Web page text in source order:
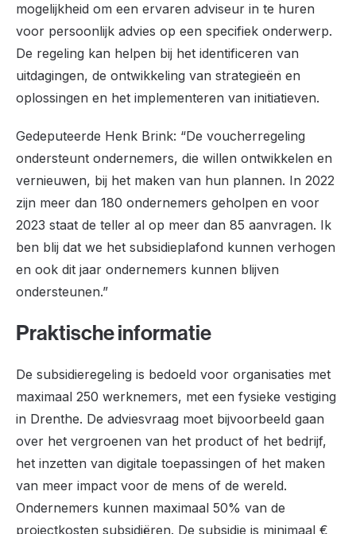
mogelijkheid om een ervaren adviseur in te huren
voor persoonlijk advies op een specifiek onderwerp.
De regeling kan helpen bij het identificeren van
uitdagingen, de ontwikkeling van strategieën en
oplossingen en het implementeren van initiatieven.
Gedeputeerde Henk Brink: “De voucherregeling
ondersteunt ondernemers, die willen ontwikkelen en
vernieuwen, bij het maken van hun plannen. In 2022
zijn meer dan 180 ondernemers geholpen en voor
2023 staat de teller al op meer dan 85 aanvragen. Ik
ben blij dat we het subsidieplafond kunnen verhogen
en ook dit jaar ondernemers kunnen blijven
ondersteunen.”
Praktische informatie
De subsidieregeling is bedoeld voor organisaties met
maximaal 250 werknemers, met een fysieke vestiging
in Drenthe. De adviesvraag moet bijvoorbeeld gaan
over het vergroenen van het product of het bedrijf,
het inzetten van digitale toepassingen of het maken
van meer impact voor de mens of de wereld.
Ondernemers kunnen maximaal 50% van de
projectkosten subsidiëren. De subsidie is minimaal €